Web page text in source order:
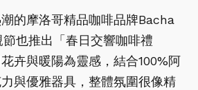
的摩洛哥精品咖啡品牌Bacha
也推出「春日交響咖啡禮
卉與暖陽為靈感，結合100%阿
與優雅器具，整體氛圍很像精